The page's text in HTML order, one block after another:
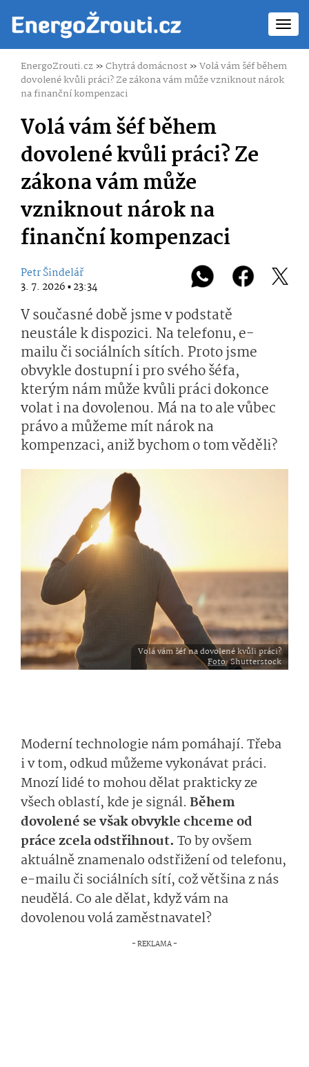
EnergoZrouti.cz»Chytrá domácnost»Volá vám šéf během
dovolené kvůli práci? Ze zákona vám může vzniknout nárok
na finanční kompenzaci
Volá vám šéf během
dovolené kvůli práci? Ze
zákona vám může
vzniknout nárok na
finanční kompenzaci
Petr Šindelář
3. 7. 2026 ▪ 23:34
V současné době jsme v podstatě
neustále k dispozici. Na telefonu, e-
mailu či sociálních sítích. Proto jsme
obvykle dostupní i pro svého šéfa,
kterým nám může kvůli práci dokonce
volat i na dovolenou. Má na to ale vůbec
právo a můžeme mít nárok na
kompenzaci, aniž bychom o tom věděli?
Volá vám šéf na dovolené kvůli práci?
Foto: Shutterstock
Moderní technologie nám pomáhají. Třeba
i v tom, odkud můžeme vykonávat práci.
Mnozí lidé to mohou dělat prakticky ze
všech oblastí, kde je signál. Během
dovolené se však obvykle chceme od
práce zcela odstřihnout. To by ovšem
aktuálně znamenalo odstřižení od telefonu,
e-mailu či sociálních sítí, což většina z nás
neudělá. Co ale dělat, když vám na
dovolenou volá zaměstnavatel?